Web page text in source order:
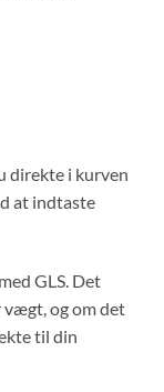
direkte i kurven
at indtaste
GLS. Det
vægt, og om det
til din